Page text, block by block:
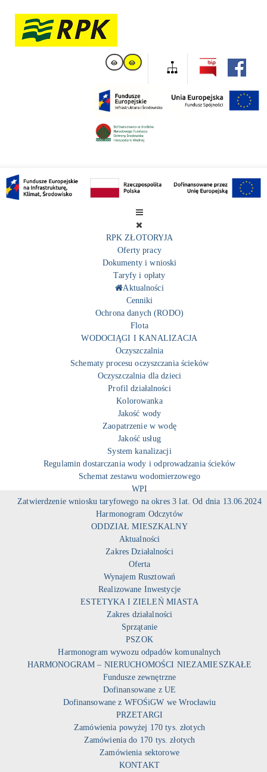
RPK ZŁOTORYJA
Oferty pracy
Dokumenty i wnioski
Taryfy i opłaty
Aktualności
Cenniki
Ochrona danych (RODO)
Flota
WODOCIĄGI I KANALIZACJA
Oczyszczalnia
Schematy procesu oczyszczania ścieków
Oczyszczalnia dla dzieci
Profil działalności
Kolorowanka
Jakość wody
Zaopatrzenie w wodę
Jakość usług
System kanalizacji
Regulamin dostarczania wody i odprowadzania ścieków
Schemat zestawu wodomierzowego
WPI
Zatwierdzenie wniosku taryfowego na okres 3 lat. Od dnia 13.06.2024
Harmonogram Odczytów
ODDZIAŁ MIESZKALNY
Aktualności
Zakres Działalności
Oferta
Wynajem Rusztowań
Realizowane Inwestycje
ESTETYKA I ZIELEŃ MIASTA
Zakres działalności
Sprzątanie
PSZOK
Harmonogram wywozu odpadów komunalnych
HARMONOGRAM – NIERUCHOMOŚCI NIEZAMIESZKAŁE
Fundusze zewnętrzne
Dofinansowane z UE
Dofinansowane z WFOŚiGW we Wrocławiu
PRZETARGI
Zamówienia powyżej 170 tys. złotych
Zamówienia do 170 tys. złotych
Zamówienia sektorowe
KONTAKT